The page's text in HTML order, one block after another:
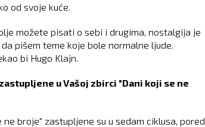
od svoje kuće.
možete pisati o sebi i drugima, nostalgija je
pišem teme koje bole normalne ljude.
bi Hugo Klajn.
u Vašoj zbirci "Dani koji se ne
broje" zastupljene su u sedam ciklusa, pored